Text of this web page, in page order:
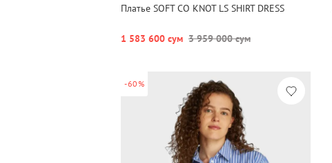
Платье SOFT CO KNOT LS SHIRT DRESS
1 583 600 сум 3 959 000 сум
-60%